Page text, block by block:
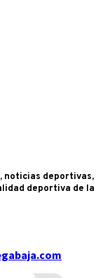
noticias deportivas,
deportiva de la